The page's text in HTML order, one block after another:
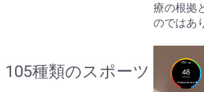
療の根拠
のではあ
105種類のスポーツ